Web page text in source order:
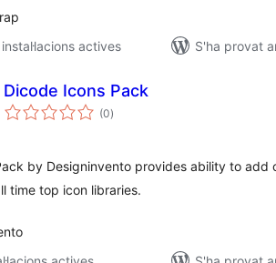
actives
S'ha provat
Dicode Icons Pack
(0puntuacions
totals
)
by Designinvento provides ability to add
time top icon libraries.